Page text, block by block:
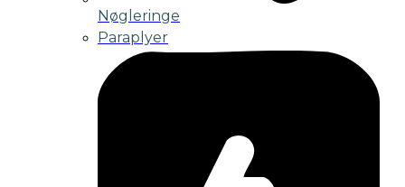
Nøgleringe
Paraplyer